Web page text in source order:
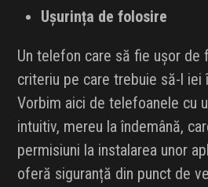
Ușurința de folosire
Un telefon care să fie ușor de
criteriu pe care trebuie să-l iei
Vorbim aici de telefoanele cu
intuitiv, mereu la îndemână,
permisiuni la instalarea unor
oferă siguranță din punct de